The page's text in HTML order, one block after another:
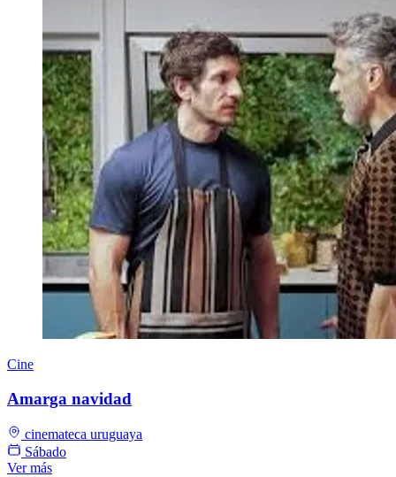
Cine
Amarga navidad
cinemateca uruguaya
Sábado
Ver más